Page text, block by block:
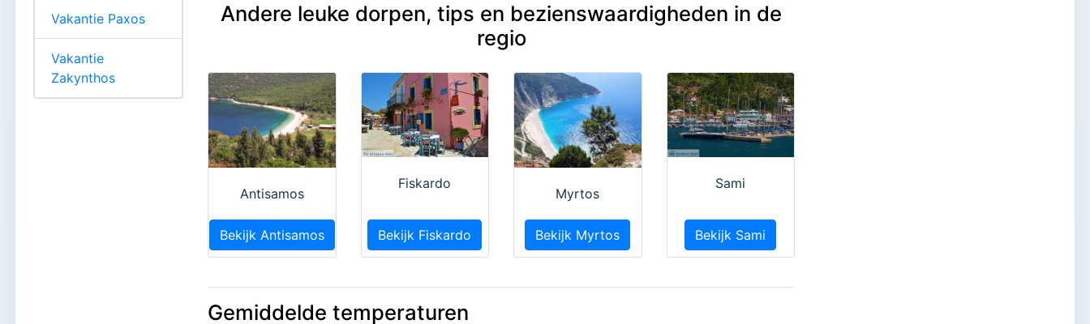
Andere leuke dorpen, tips en bezienswaardigheden in de
regio
Antisamos
Bekijk Antisamos
Fiskardo
Bekijk Fiskardo
Myrtos
Bekijk Myrtos
Sami
Bekijk Sami
Gemiddelde temperaturen
Vakantie Paxos
Vakantie
Zakynthos